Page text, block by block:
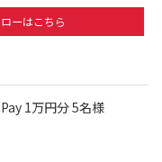
ーはこちら
1万円分 5名様